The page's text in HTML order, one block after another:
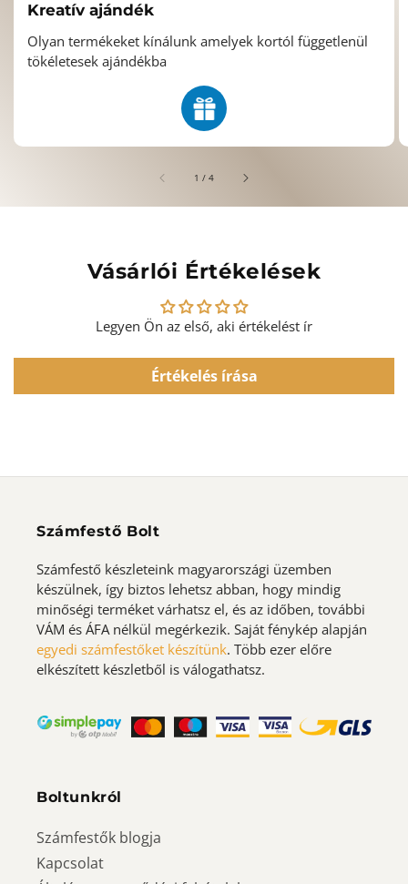
Kreatív ajándék
Olyan termékeket kínálunk amelyek kortól függetlenül
tökéletesek ajándékba
1 / /4
Vásárlói Értékelések
Legyen Ön az első, aki értékelést ír
Értékelés írása
Számfestő Bolt
Számfestő készleteink magyarországi üzemben
készülnek, így biztos lehetsz abban, hogy mindig
minőségi terméket várhatsz el, és az időben, további
VÁM és ÁFA nélkül megérkezik. Saját fénykép alapján
egyedi számfestőket készítünk. Több ezer előre
elkészített készletből is válogathatsz.
Boltunkról
Számfestők blogja
Kapcsolat